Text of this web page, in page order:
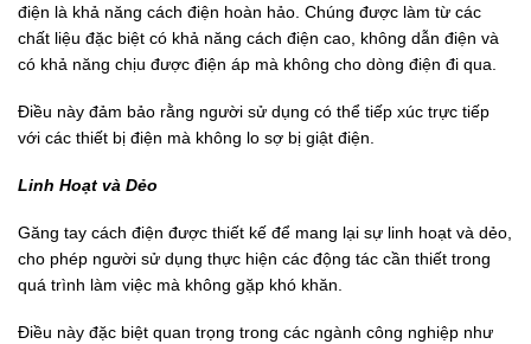
điện là khả năng cách điện hoàn hảo. Chúng được làm từ các
chất liệu đặc biệt có khả năng cách điện cao, không dẫn điện và
có khả năng chịu được điện áp mà không cho dòng điện đi qua.
Điều này đảm bảo rằng người sử dụng có thể tiếp xúc trực tiếp
với các thiết bị điện mà không lo sợ bị giật điện.
Linh Hoạt và Dẻo
Găng tay cách điện được thiết kế để mang lại sự linh hoạt và dẻo,
cho phép người sử dụng thực hiện các động tác cần thiết trong
quá trình làm việc mà không gặp khó khăn.
Điều này đặc biệt quan trọng trong các ngành công nghiệp như